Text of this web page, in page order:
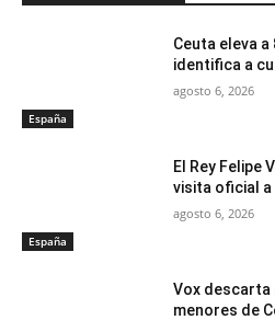
España
Ceuta eleva
identifica a
agosto 6, 2026
España
El Rey Felipe
visita oficial a
agosto 6, 2026
Vox descarta
menores de